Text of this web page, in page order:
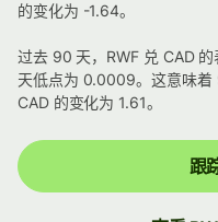
的变化为 -1.64。
过去 90 天，RWF 兑 CAD
天低点为 0.0009。这意味着
CAD 的变化为 1.61。
跟